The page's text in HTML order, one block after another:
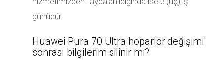
günüdür.
Huawei Pura 70 Ultra hoparlör değişimi
sonrası bilgilerim silinir mi?